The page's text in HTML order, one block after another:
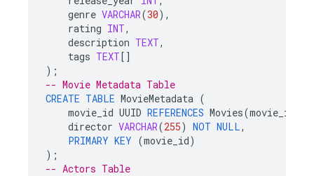
genre VARCHAR(30),
rating INT,
description TEXT,
tags TEXT[]
);
-- Movie Metadata Table
CREATE TABLE MovieMetadata (
movie_id UUID REFERENCES Movies(movie_id
director VARCHAR(255) NOT NULL,
PRIMARY KEY (movie_id)
);
-- Actors Table